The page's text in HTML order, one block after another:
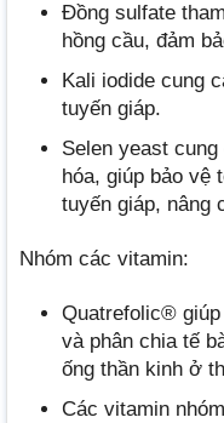
Đồng sulfate
hồng cầu, đảm
Kali iodide cung
tuyến giáp.
Selen yeast
hóa, giúp bảo vệ
tuyến giáp, nâng
Nhóm các vitamin:
Quatrefolic®
và phân chia tế
ống thần kinh ở
Các vitamin